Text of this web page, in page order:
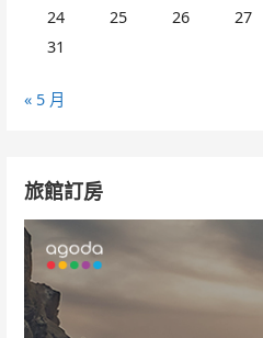
24
25 26 27
31
« 5 月
旅館訂房